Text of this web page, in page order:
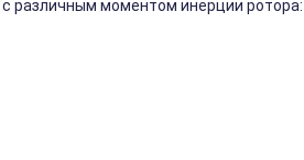
различным моментом инерции ротора: